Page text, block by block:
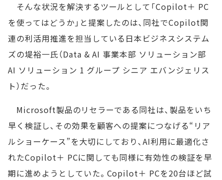
そんな状況を解決するツールとして「Copilot＋ PC
を使ってはどうか」と提案したのは、同社でCopilot関
連の利活用推進を担当している日本ビジネスシステム
ズの堤裕一氏（Data & AI 事業本部 ソリューション部
AI ソリューション 1 グループ シニア エバンジェリス
ト）だった。
Microsoft製品のリセラーである同社は、製品をいち
早く検証し、その効果を顧客への提案につなげる“リア
ルショーケース”を大切にしており、AI利用に最適化さ
れたCopilot＋ PCに関しても同様に有効性の検証を早
期に進めようとしていた。Copilot＋ PCを20台ほど試